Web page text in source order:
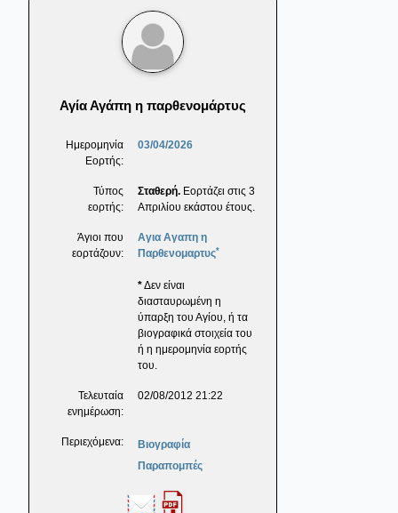
Αγία Αγάπη η παρθενομάρτυς
Ημερομηνία
Εορτής:
03/04/2026
Τύπος
εορτής:
Σταθερή. Εορτάζει στις 3
Απριλίου εκάστου έτους.
Άγιοι που
εορτάζουν:
Αγια Αγαπη η
Παρθενομαρτυς*
*Δεν είναι
διασταυρωμένη η
ύπαρξη του Αγίου, ή τα
βιογραφικά στοιχεία του
ή η ημερομηνία εορτής
του.
Τελευταία
ενημέρωση:
02/08/2012 21:22
Περιεχόμενα:
Βιογραφία
Παραπομπές